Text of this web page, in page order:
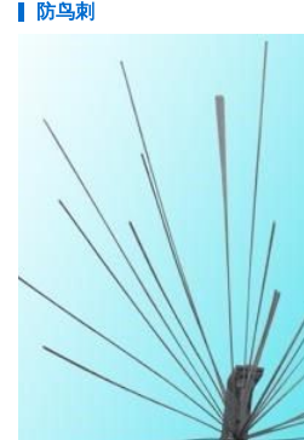
防鸟刺